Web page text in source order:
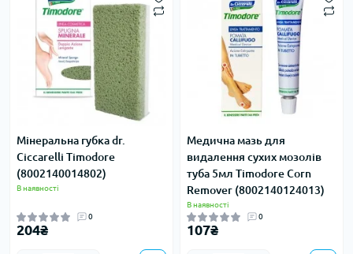
Мінеральна губка dr.
Ciccarelli Timodore
(8002140014802)
В наявності
0
204₴
Медична мазь для
видалення сухих мозолів
туба 5мл Timodore Corn
Remover (8002140124013)
В наявності
0
107₴